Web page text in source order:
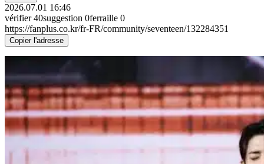
2026.07.01 16:46
vérifier 40suggestion 0ferraille 0
https://fanplus.co.kr/fr-FR/community/seventeen/132284351
Copier l'adresse